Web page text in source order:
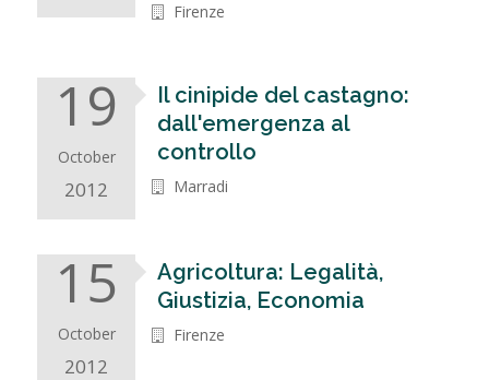
Firenze
19
October
2012
Il cinipide del castagno:
dall'emergenza al
controllo
Marradi
15
October
2012
Agricoltura: Legalità,
Giustizia, Economia
Firenze